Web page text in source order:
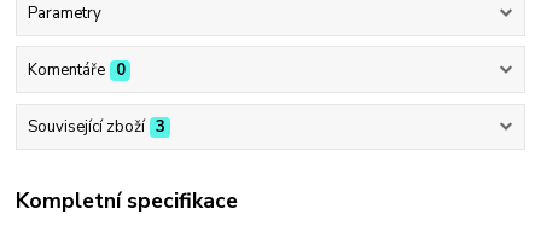
Parametry
Komentáře 0
Související zboží 3
Kompletní specifikace